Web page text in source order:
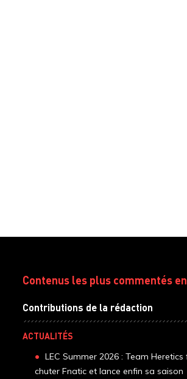
Contenus les plus commentés
Contributions de la rédaction
ACTUALITÉS
LEC Summer 2026 : Team Heretics
chuter Fnatic et lance enfin sa saison